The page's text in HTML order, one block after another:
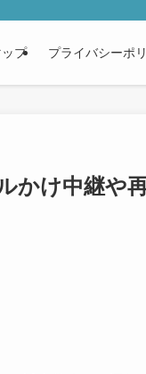
プ プライバシーポ
かけ中継や